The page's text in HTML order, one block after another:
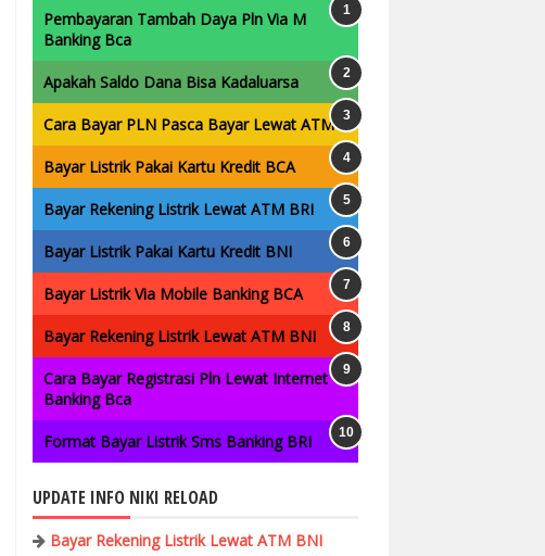
Pembayaran Tambah Daya Pln Via M
Banking Bca
Apakah Saldo Dana Bisa Kadaluarsa
Cara Bayar PLN Pasca Bayar Lewat ATM
Bayar Listrik Pakai Kartu Kredit BCA
Bayar Rekening Listrik Lewat ATM BRI
Bayar Listrik Pakai Kartu Kredit BNI
Bayar Listrik Via Mobile Banking BCA
Bayar Rekening Listrik Lewat ATM BNI
Cara Bayar Registrasi Pln Lewat Internet
Banking Bca
Format Bayar Listrik Sms Banking BRI
UPDATE INFO NIKI RELOAD
Bayar Rekening Listrik Lewat ATM BNI